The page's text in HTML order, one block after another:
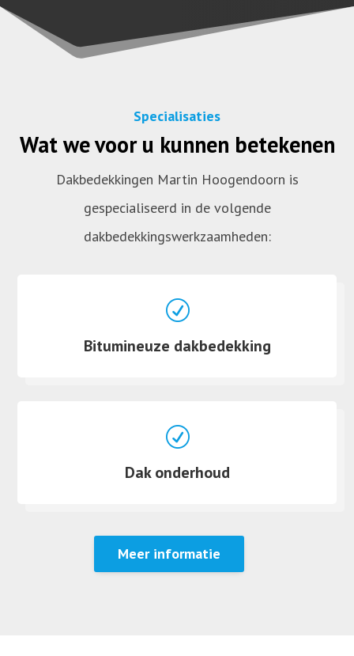
Specialisaties
Wat we voor u kunnen betekenen
Dakbedekkingen Martin Hoogendoorn is
gespecialiseerd in de volgende
dakbedekkingswerkzaamheden:
R
Bitumineuze dakbedekking
R
Dak onderhoud
Meer informatie